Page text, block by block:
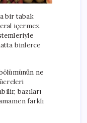
bir tabak
içermez.
binlerce
ne
bazıları
farklı